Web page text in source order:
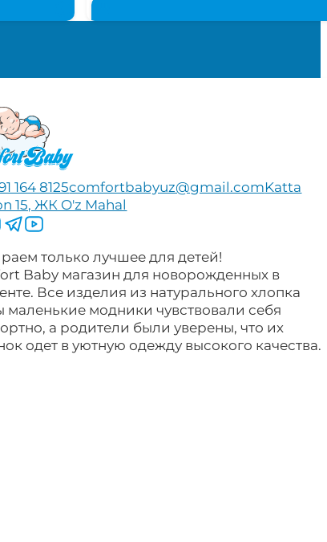
164 8125comfortbabyuz@gmail.comKatta
15, ЖК O'z Mahal
за нами на Facebook
за нами в Instagram
Следите за нами в Telegram
Следите за нами в YouTube
только лучшее для детей!
Baby магазин для новорожденных в
Все изделия из натурального хлопка
маленькие модники чувствовали себя
а родители были уверены, что их
одет в уютную одежду высокого качества.